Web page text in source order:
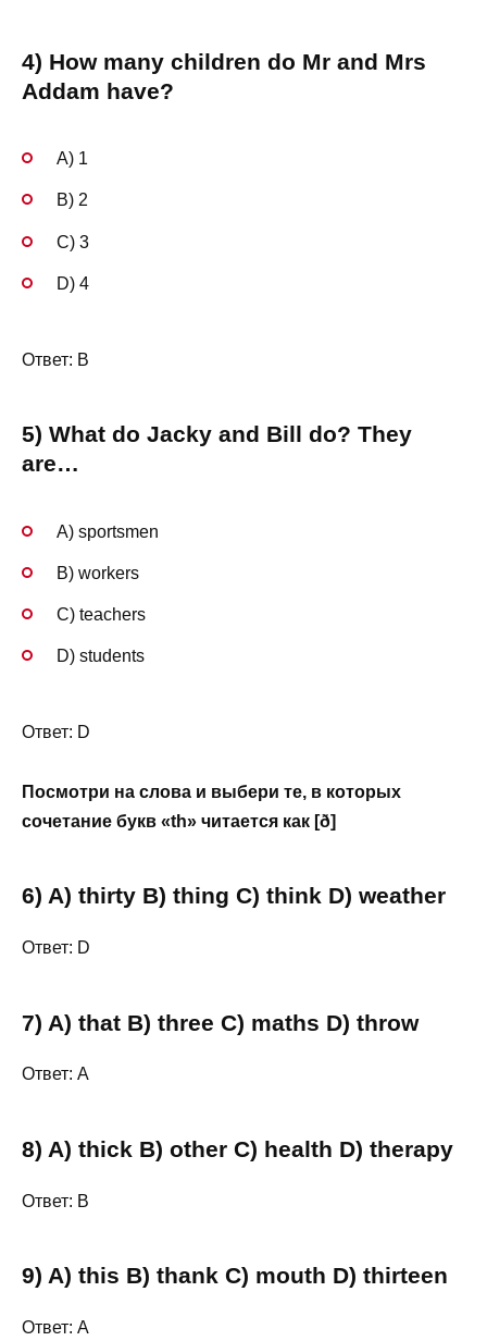
4) How many children do Mr and Mrs
Addam have?
A) 1
B) 2
C) 3
D) 4
Ответ: B
5) What do Jacky and Bill do? They
are…
A) sportsmen
B) workers
C) teachers
D) students
Ответ: D
Посмотри на слова и выбери те, в которых
сочетание букв «th» читается как [ð]
6) A) thirty B) thing C) think D) weather
Ответ: D
7) A) that B) three C) maths D) throw
Ответ: A
8) A) thick B) other C) health D) therapy
Ответ: B
9) A) this B) thank C) mouth D) thirteen
Ответ: A